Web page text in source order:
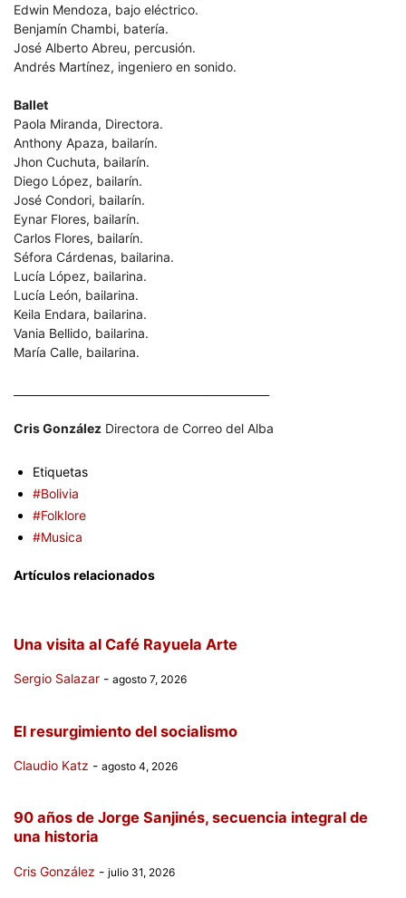
Edwin Mendoza, bajo eléctrico.
Benjamín Chambi, batería.
José Alberto Abreu, percusión.
Andrés Martínez, ingeniero en sonido.
Ballet
Paola Miranda, Directora.
Anthony Apaza, bailarín.
Jhon Cuchuta, bailarín.
Diego López, bailarín.
José Condori, bailarín.
Eynar Flores, bailarín.
Carlos Flores, bailarín.
Séfora Cárdenas, bailarina.
Lucía López, bailarina.
Lucía León, bailarina.
Keila Endara, bailarina.
Vania Bellido, bailarina.
María Calle, bailarina.
Cris González Directora de Correo del Alba
Etiquetas
#Bolivia
#Folklore
#Musica
Artículos relacionados
Una visita al Café Rayuela Arte
Sergio Salazar - agosto 7, 2026
El resurgimiento del socialismo
Claudio Katz - agosto 4, 2026
90 años de Jorge Sanjinés, secuencia integral de
una historia
Cris González - julio 31, 2026